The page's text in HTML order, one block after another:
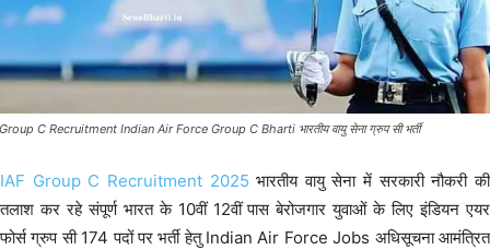
C Recruitment Indian Air Force Group C Bharti भारतीय वायु सेना ग्रुप सी भर्ती
IAF Group C Recruitment 2025 भारतीय वायु सेना में सरकारी नौकरी की
तलाश कर रहे संपूर्ण भारत के 10वीं 12वीं पास बेरोजगार युवाओं के लिए इंडियन एयर
फोर्स ग्रुप सी 174 पदों पर भर्ती हेतु Indian Air Force Jobs अधिसूचना आमंत्रित